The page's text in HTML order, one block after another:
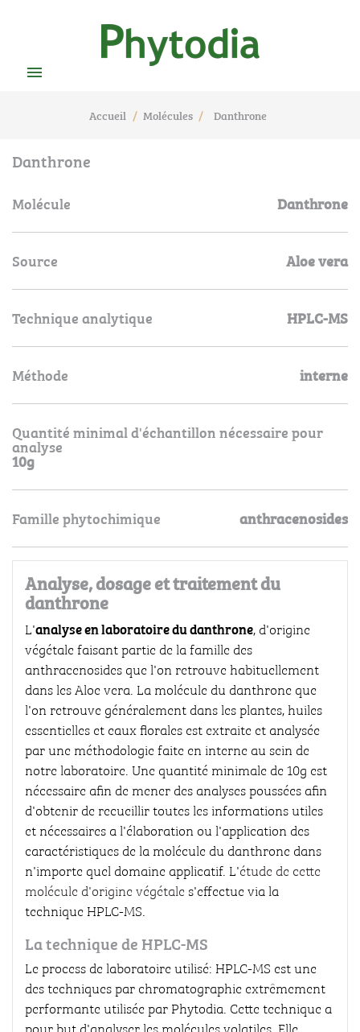

Accueil Molécules Danthrone
Danthrone
Analyse, dosage et traitement du
danthrone
L'analyse en laboratoire du danthrone, d'origine
végétale faisant partie de la famille des
anthracenosides que l'on retrouve habituellement
dans les Aloe vera. La molécule du danthrone que
l'on retrouve généralement dans les plantes, huiles
essentielles et eaux florales est extraite et analysée
par une méthodologie faite en interne au sein de
notre laboratoire. Une quantité minimale de 10g est
nécessaire afin de mener des analyses poussées afin
d'obtenir de recueillir toutes les informations utiles
et nécessaires a l'élaboration ou l'application des
caractéristiques de la molécule du danthrone dans
n'importe quel domaine applicatif. L'étude de cette
molécule d'origine végétale s'effectue via la
technique HPLC-MS.
La technique de HPLC-MS
Le process de laboratoire utilisé: HPLC-MS est une
des techniques par chromatographie extrêmement
performante utilisée par Phytodia. Cette technique a
pour but d'analyser les molécules volatiles. Elle
Molécule Danthrone
Source Aloe vera
Technique analytique HPLC-MS
Méthode interne
Quantité minimal d'échantillon nécessaire pour
analyse
10g
Famille phytochimique anthracenosides